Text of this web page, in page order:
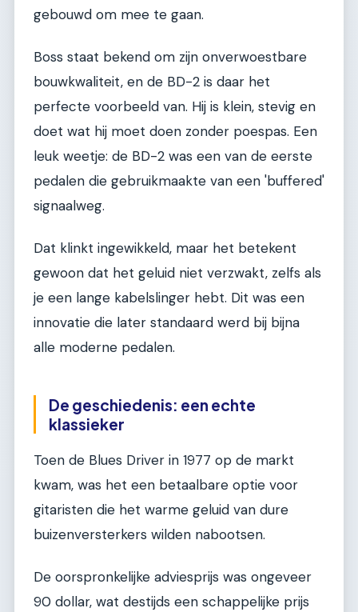
gebouwd om mee te gaan.
Boss staat bekend om zijn onverwoestbare
bouwkwaliteit, en de BD-2 is daar het
perfecte voorbeeld van. Hij is klein, stevig en
doet wat hij moet doen zonder poespas. Een
leuk weetje: de BD-2 was een van de eerste
pedalen die gebruikmaakte van een 'buffered'
signaalweg.
Dat klinkt ingewikkeld, maar het betekent
gewoon dat het geluid niet verzwakt, zelfs als
je een lange kabelslinger hebt. Dit was een
innovatie die later standaard werd bij bijna
alle moderne pedalen.
De geschiedenis: een echte
klassieker
Toen de Blues Driver in 1977 op de markt
kwam, was het een betaalbare optie voor
gitaristen die het warme geluid van dure
buizenversterkers wilden nabootsen.
De oorspronkelijke adviesprijs was ongeveer
90 dollar, wat destijds een schappelijke prijs